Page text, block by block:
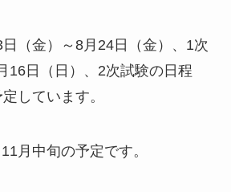
（金）～8月24日（金）、1次
16日（日）、2次試験の日程
しています。
月中旬の予定です。